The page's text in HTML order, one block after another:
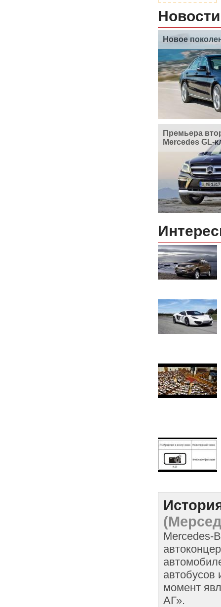
Новое
Премьера
Mercedes GL-
Mercedes-
автобусов
момент
АГ».